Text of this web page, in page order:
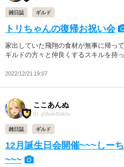
雑日誌 ギルド
トリちゃんの復帰お祝い会
家出していた飛翔の食材が無事に帰っ
ギルドの方々と仲良くするスキルを持
2022/12/21 19:07
ここあんぬ
ID: g58urk45dkhz
雑日誌 ギルド
12月誕生日会開催~~~しー
~~~